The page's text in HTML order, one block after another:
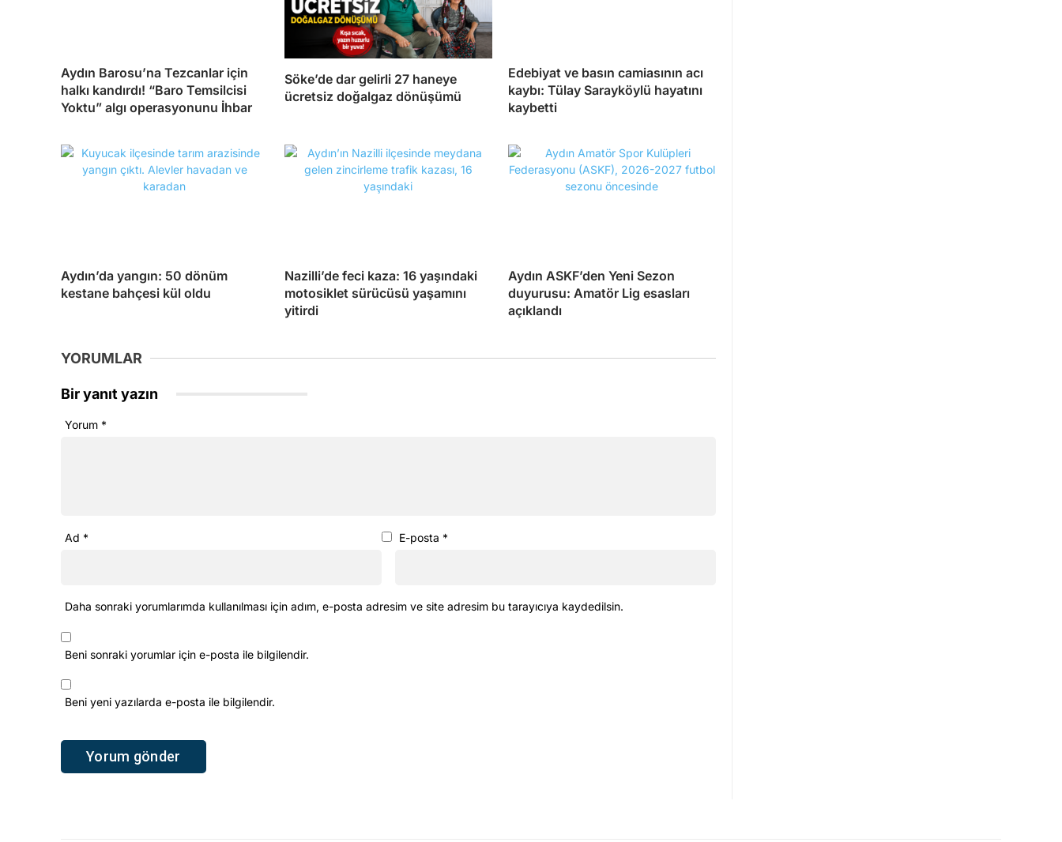
Aydın Barosu’na Tezcanlar için
halkı kandırdı! “Baro Temsilcisi
Yoktu” algı operasyonunu İhbar
Söke’de dar gelirli 27 haneye
ücretsiz doğalgaz dönüşümü
Edebiyat ve basın camiasının acı
kaybı: Tülay Sarayköylü hayatını
kaybetti
Aydın’da yangın: 50 dönüm
kestane bahçesi kül oldu
Nazilli’de feci kaza: 16 yaşındaki
motosiklet sürücüsü yaşamını
yitirdi
Aydın ASKF’den Yeni Sezon
duyurusu: Amatör Lig esasları
açıklandı
YORUMLAR
Bir yanıt yazın
Yorum *
Ad * E-posta *
Daha sonraki yorumlarımda kullanılması için adım, e-posta adresim ve site adresim bu tarayıcıya kaydedilsin.
Beni sonraki yorumlar için e-posta ile bilgilendir.
Beni yeni yazılarda e-posta ile bilgilendir.